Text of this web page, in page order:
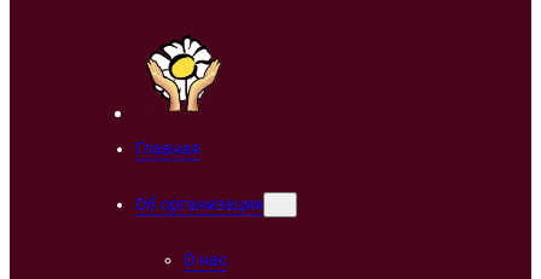
Главная
Об организации
О нас